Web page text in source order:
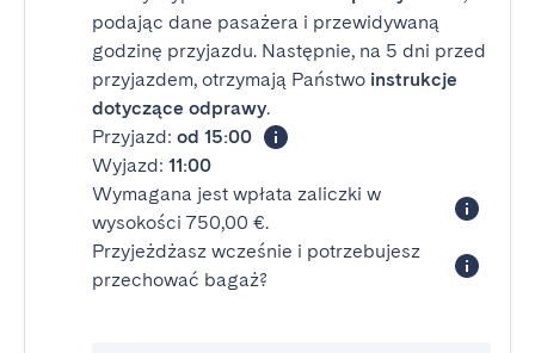
podając dane pasażera i przewidywaną
godzinę przyjazdu. Następnie, na 5 dni przed
przyjazdem, otrzymają Państwo instrukcje
dotyczące odprawy.
Przyjazd: od 15:00
Wyjazd: 11:00
Wymagana jest wpłata zaliczki w
wysokości 750,00 €.
Przyjeżdżasz wcześnie i potrzebujesz
przechować bagaż?